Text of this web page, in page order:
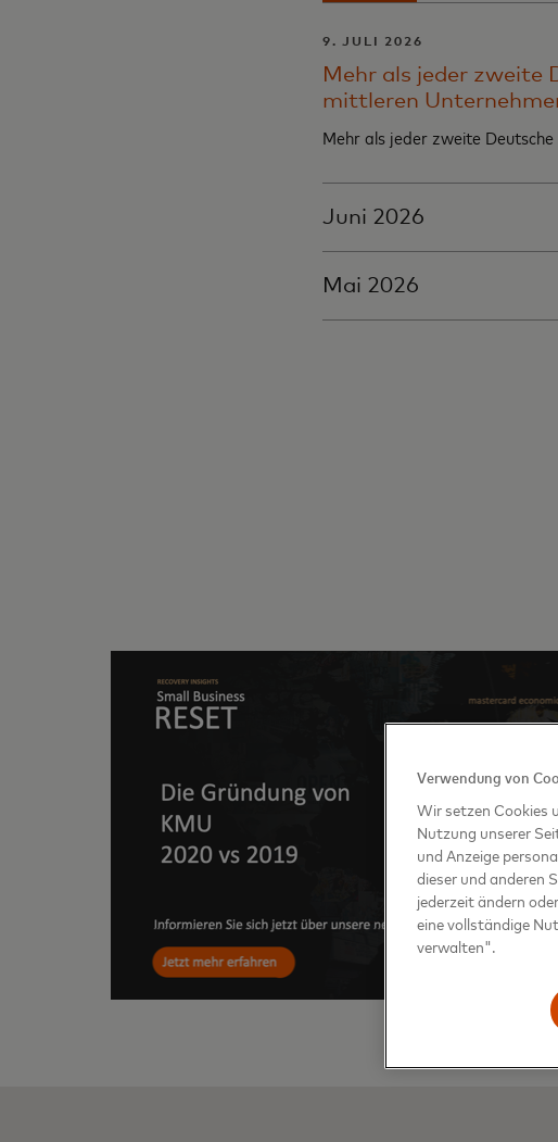
9. JULI 2026
Mehr als jeder zweite
mittleren
Mehr als jeder zweite
Juni 2026
Mai 2026
Verwendung von
Wir setzen Cookies
Nutzung unserer
und Anzeige
dieser und anderen
jederzeit ändern
eine vollständige
verwalten".